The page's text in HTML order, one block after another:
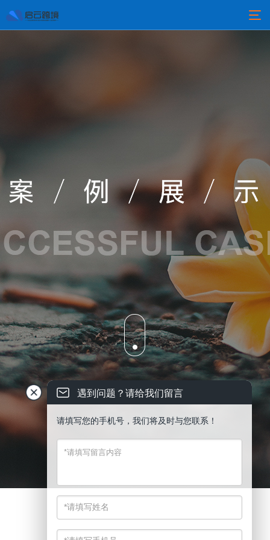
遇到问题？请给我们留言
请填写您的手机号，我们将及时与您联系！